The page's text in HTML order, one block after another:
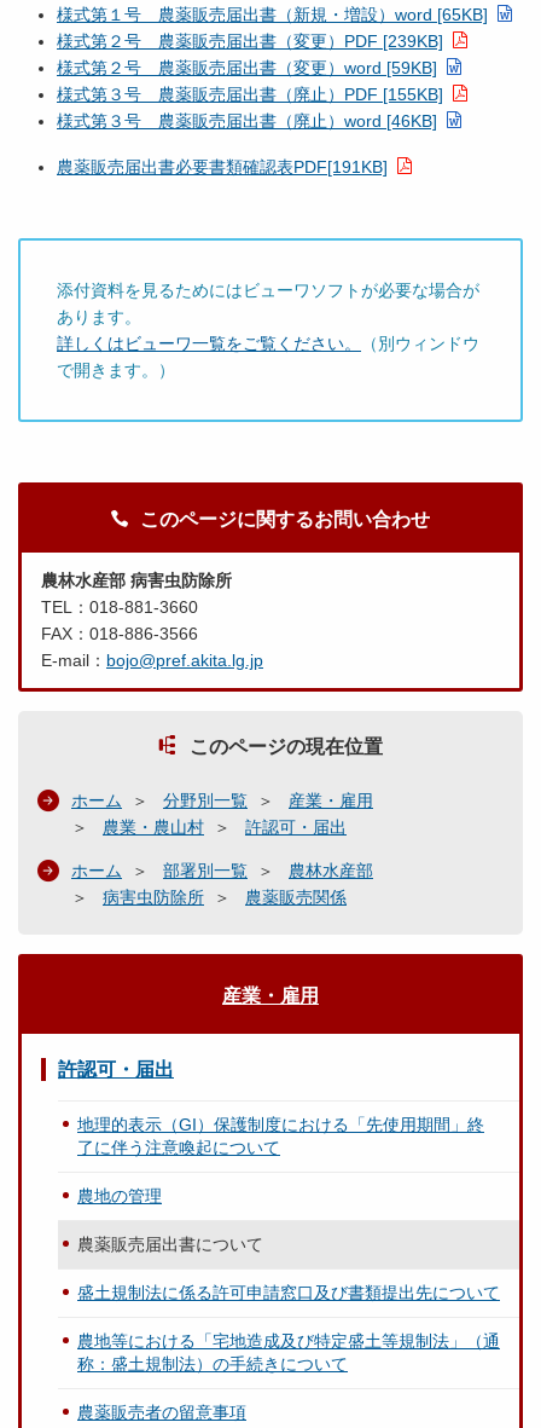
様式第１号 農薬販売届出書（新規・増設）word [65KB]
様式第２号 農薬販売届出書（変更）PDF [239KB]
様式第２号 農薬販売届出書（変更）word [59KB]
様式第３号 農薬販売届出書（廃止）PDF [155KB]
様式第３号 農薬販売届出書（廃止）word [46KB]
農薬販売届出書必要書類確認表PDF[191KB]
添付資料を見るためにはビューワソフトが必要な場合が
あります。
詳しくはビューワ一覧をご覧ください。
（別ウィンドウ
で開きます。）
このページに関するお問い合わせ
農林水産部 病害虫防除所
TEL：018-881-3660
FAX：018-886-3566
E-mail： bojo@pref.akita.lg.jp
このページの現在位置
ホーム 分野別一覧
産業・雇用
農業・農山村
許認可・届出
ホーム 部署別一覧
農林水産部
病害虫防除所
農薬販売関係
産業・雇用
許認可・届出
地理的表示（GI）保護制度における「先使用期間」終
了に伴う注意喚起について
農地の管理
農薬販売届出書について
盛土規制法に係る許可申請窓口及び書類提出先について
農地等における「宅地造成及び特定盛土等規制法」（通
称：盛土規制法）の手続きについて
農薬販売者の留意事項